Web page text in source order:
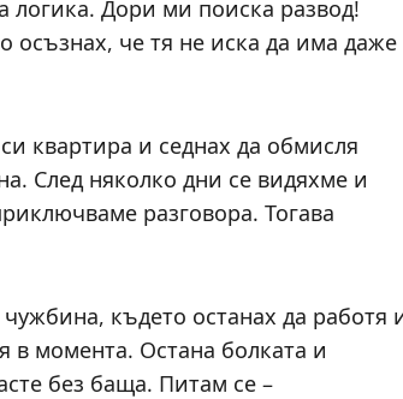
логика. Дори ми поиска развод!
осъзнах, че тя не иска да има даже
квартира и седнах да обмисля
След няколко дни се видяхме и
разговора. Тогава
където останах да работя
в момента. Остана болката и
без баща. Питам се –